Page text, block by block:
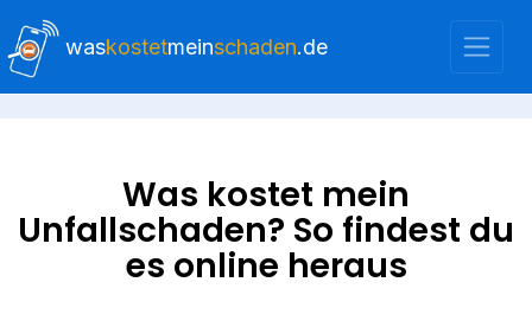
waskostetmeinschaden.de
Was kostet mein
Unfallschaden? So findest du
es online heraus